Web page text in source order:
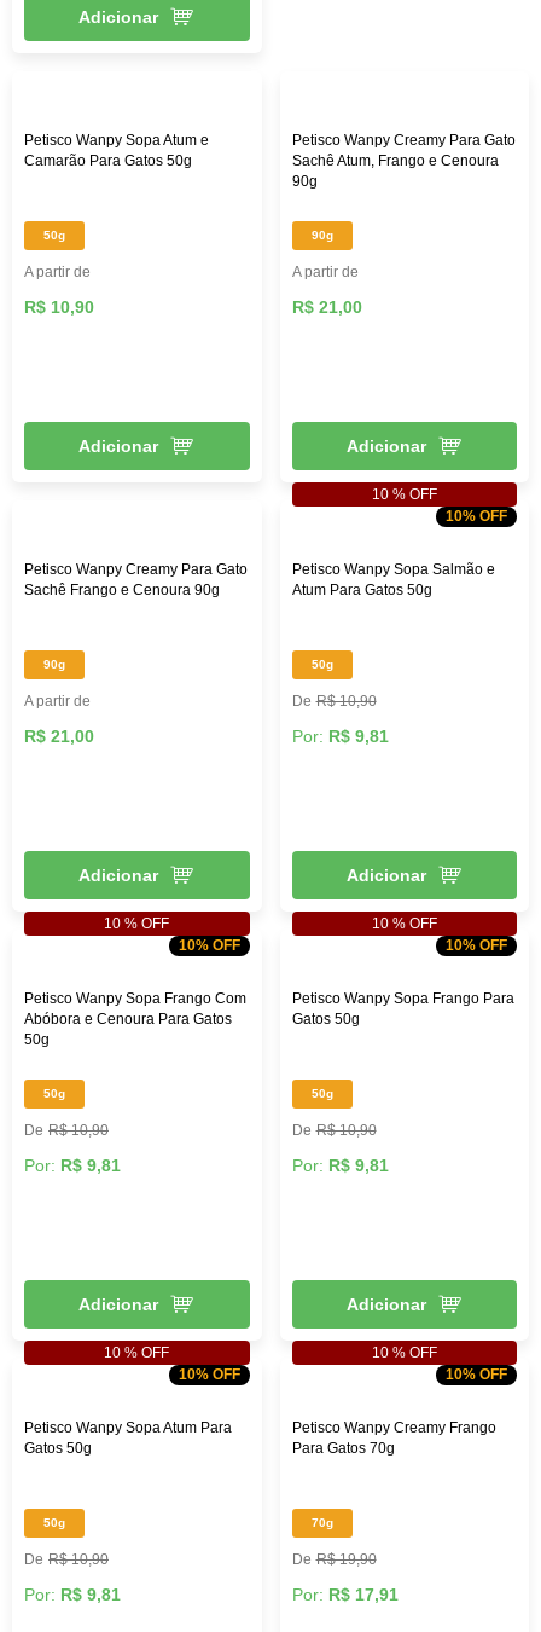
Adicionar
Petisco Wanpy Sopa Atum e
Camarão Para Gatos 50g
50g
A partir de
R$ 10,90
Adicionar
Petisco Wanpy Creamy Para Gato
Sachê Atum, Frango e Cenoura
90g
90g
A partir de
R$ 21,00
Adicionar
Petisco Wanpy Creamy Para Gato
Sachê Frango e Cenoura 90g
90g
A partir de
R$ 21,00
Adicionar
10% OFF
10 % OFF
Petisco Wanpy Sopa Salmão e
Atum Para Gatos 50g
50g
R$ 10,90
Por: R$ 9,81
Adicionar
10% OFF
10 % OFF
Petisco Wanpy Sopa Frango Com
Abóbora e Cenoura Para Gatos
50g
50g
R$ 10,90
Por: R$ 9,81
Adicionar
10% OFF
10 % OFF
Petisco Wanpy Sopa Frango Para
Gatos 50g
50g
R$ 10,90
Por: R$ 9,81
Adicionar
10% OFF
10 % OFF
Petisco Wanpy Sopa Atum Para
Gatos 50g
50g
R$ 10,90
Por: R$ 9,81
10% OFF
10 % OFF
Petisco Wanpy Creamy Frango
Para Gatos 70g
70g
R$ 19,90
Por: R$ 17,91